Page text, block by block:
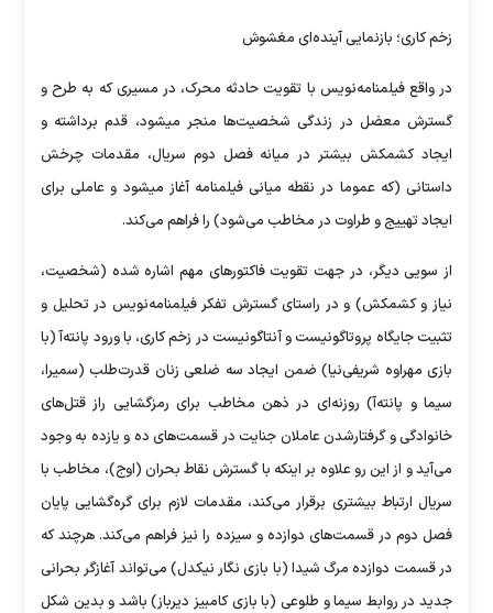
زخم کاری؛ بازنمایی آینده‌ای مغشوش
در واقع فیلمنامه‌نویس با تقویت حادثه محرک، در مسیری که به طرح و
گسترش معضل در زندگی شخصیت‌ها منجر میشود، قدم برداشته و
ایجاد کشمکش بیشتر در میانه فصل دوم سریال، مقدمات چرخش
داستانی (که عموما در نقطه میانی فیلمنامه آغاز میشود و عاملی برای
ایجاد تهییج و طراوت در مخاطب می‌شود) را فراهم می‌کند.
از سویی دیگر، در جهت تقویت فاکتور‌های مهم اشاره شده (شخصیت،
نیاز و کشمکش) و در راستای گسترش تفکر فیلمنامه‌نویس در تحلیل و
تثبیت جایگاه پروتاگونیست و آنتاگونیست در زخم کاری، با ورود پانته‌آ (با
بازی مهراوه شریفی‌نیا) ضمن ایجاد سه ضلعی زنان قدرت‌طلب (سمیرا،
سیما و پانته‌آ) روزنه‌ای در ذهن مخاطب برای رمزگشایی راز قتل‌های
خانوادگی و گرفتارشدن عاملان جنایت در قسمت‌های ده و یازده به وجود
می‌آید و از این رو علاوه بر اینکه با گسترش نقاط بحران (اوج)، مخاطب با
سریال ارتباط بیشتری برقرار می‌کند، مقدمات لازم برای گره‌گشایی پایان
فصل دوم در قسمت‌های دوازده و سیزده را نیز فراهم می‌کند. هرچند که
در قسمت دوازده مرگ شیدا (با بازی نگار نیکدل) می‌تواند آغازگر بحرانی
جدید در روابط سیما و طلوعی (با بازی کامبیز دیرباز) باشد و بدین شکل